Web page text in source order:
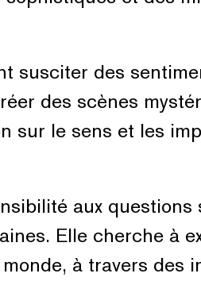
susciter des
des scènes
sur le sens et les
aux questions
Elle cherche à
à travers des